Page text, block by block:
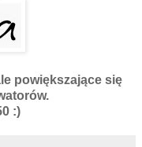
powiększające się
:)